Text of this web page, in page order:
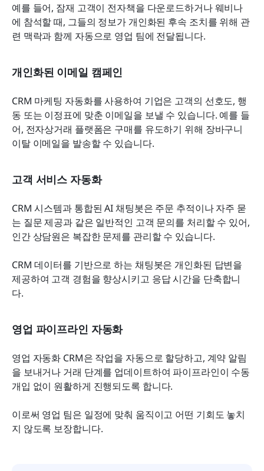
예를 들어, 잠재 고객이 전자책을 다운로드하거나 웨비나
에 참석할 때, 그들의 정보가 개인화된 후속 조치를 위해 관
련 맥락과 함께 자동으로 영업 팀에 전달됩니다.
개인화된 이메일 캠페인
CRM 마케팅 자동화를 사용하여 기업은 고객의 선호도, 행
동 또는 이정표에 맞춘 이메일을 보낼 수 있습니다. 예를 들
어, 전자상거래 플랫폼은 구매를 유도하기 위해 장바구니
이탈 이메일을 발송할 수 있습니다.
고객 서비스 자동화
CRM 시스템과 통합된 AI 채팅봇은 주문 추적이나 자주 묻
는 질문 제공과 같은 일반적인 고객 문의를 처리할 수 있어,
인간 상담원은 복잡한 문제를 관리할 수 있습니다.
CRM 데이터를 기반으로 하는 채팅봇은 개인화된 답변을
제공하여 고객 경험을 향상시키고 응답 시간을 단축합니
다.
영업 파이프라인 자동화
영업 자동화 CRM은 작업을 자동으로 할당하고, 계약 알림
을 보내거나 거래 단계를 업데이트하여 파이프라인이 수동
개입 없이 원활하게 진행되도록 합니다.
이로써 영업 팀은 일정에 맞춰 움직이고 어떤 기회도 놓치
지 않도록 보장합니다.